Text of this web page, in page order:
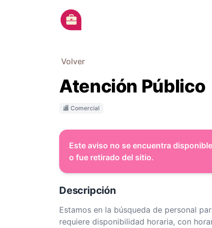
Volver
Atención Público
🏬 Comercial
Este aviso no se encuentra
o fue retirado del sitio.
Descripción
Estamos en la búsqueda de personal
requiere disponibilidad horaria, con